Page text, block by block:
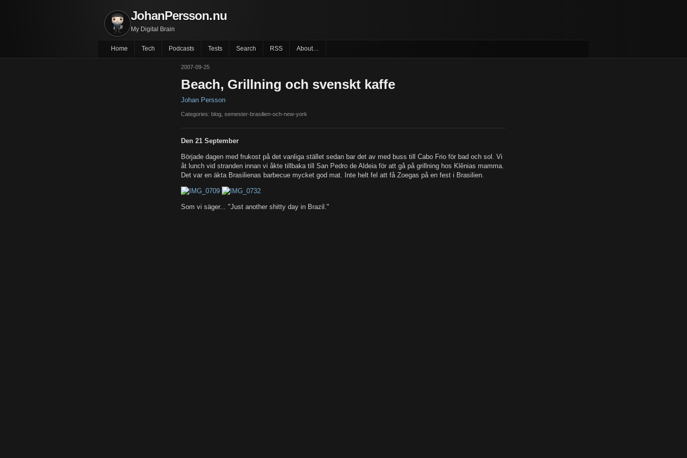
JohanPersson.nu
My Digital Brain
Home Tech Podcasts Tests Search RSS About…
2007-09-25
Beach, Grillning och svenskt kaffe
Johan Persson
Categories: blog, semester-brasilien-och-new-york
Den 21 September
Började dagen med frukost på det vanliga stället sedan bar det av med buss till Cabo Frio för bad och sol. Vi
åt lunch vid stranden innan vi åkte tillbaka till San Pedro de Aldeia för att gå på grillning hos Klênias mamma.
Det var en äkta Brasilienas barbecue mycket god mat. Inte helt fel att få Zoegas på en fest i Brasilien.
Som vi säger... "Just another shitty day in Brazil."